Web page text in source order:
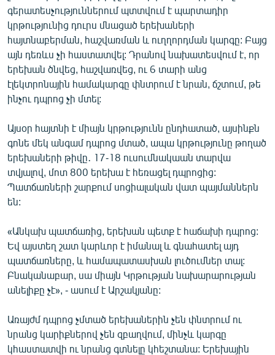
գերատեսչություններում պտտվում է պարտադիր
կրթությունից դուրս մնացած երեխաների
հայտնաբերման, հաշվառման և ուղղորդման կարգը: Բայց
այն դեռևս չի հաստատվել: Դրանով նախատեսվում է, որ
երեխան ծնվեց, հաշվառվեց, ու 6 տարի անց
էլեկտրոնային համակարգը փնտրում է նրան, ճշտում, թե
ինչու դպրոց չի մտել:
Այսօր հայտնի է միայն կրթությունն ընդհատած, այսինքն
գոնե մեկ անգամ դպրոց մտած, ապա կրթությունը թողած
երեխաների թիվը․ 17-18 ուսումնակաան տարվա
տվյալով, մոտ 800 երեխա է հեռացել դպրոցից:
Պատճառների շարքում սոցիալական վատ պայմաններն
են:
«Անկախ պատճառից, երեխան պետք է հաճախի դպրոց:
Եվ այստեղ շատ կարևոր է իմանալ և գնահատել այդ
պատճառները, և համապատասխան լուծումներ տալ:
Բնականաբար, սա միայն Կրթության նախարարության
անելիքը չէ», - ասում է Արշակյանը:
Առայժմ դպրոց չմտած երեխաներին չեն փնտրում ու
նրանց կարիքներով չեն զբաղվում, մինչև կարգը
կհաստատվի ու նրանց գտնելը կհեշտանա: Երեխային